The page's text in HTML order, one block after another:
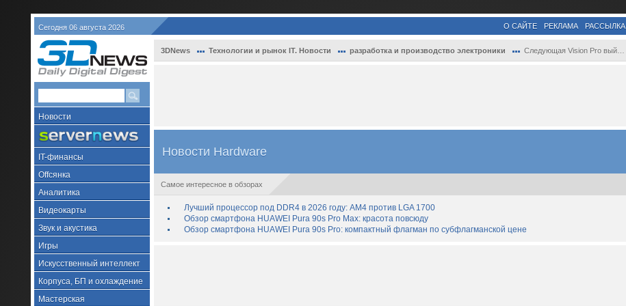
Сегодня 06 августа 2026 О САЙТЕ РЕКЛАМА РАССЫЛКА
Новости
IT-финансы
Offсянка
Аналитика
Видеокарты
Звук и акустика
Игры
Искусственный интеллект
Корпуса, БП и охлаждение
Мастерская
3DNews Технологии и рынок IT. Новости разработка и производство электроники Следующая Vision Pro выйдет не раньше 20...
Новости Hardware
Самое интересное в обзорах
Лучший процессор под DDR4 в 2026 году: AM4 против LGA 1700
Обзор смартфона HUAWEI Pura 90s Pro Max: красота повсюду
Обзор смартфона HUAWEI Pura 90s Pro: компактный флагман по субфлагманской цене